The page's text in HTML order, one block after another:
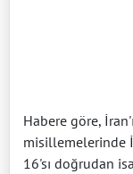
Habere göre,
misillemelerinde
16'sı doğrudan